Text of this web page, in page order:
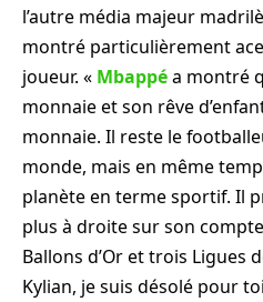
l’autre média majeur
montré particulièrement
joueur. « Mbappéa montré
monnaie et son rêve
monnaie. Il reste le
monde, mais en même
planète en terme sportif. Il
plus à droite sur son
Ballons d’Or et trois Ligues
Kylian, je suis désolé pour